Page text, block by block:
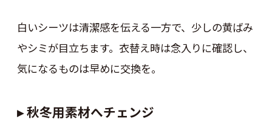
白いシーツは清潔感を伝える一方で、少しの黄ばみ
やシミが目立ちます。衣替え時は念入りに確認し、
気になるものは早めに交換を。
▸ 秋冬用素材へチェンジ